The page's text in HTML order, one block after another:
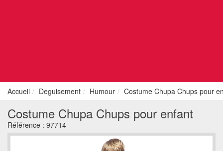
Accueil Deguisement Humour Costume Chupa Chups pour
Costume Chupa Chups pour enfant
Référence : 97714